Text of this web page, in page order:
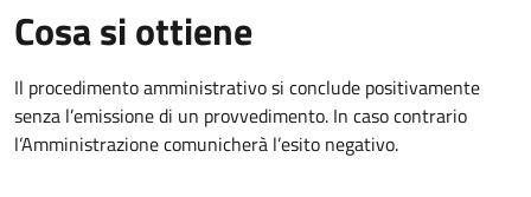
Cosa si ottiene
Il procedimento amministrativo si conclude positivamente
senza l’emissione di un provvedimento. In caso contrario
l’Amministrazione comunicherà l’esito negativo.